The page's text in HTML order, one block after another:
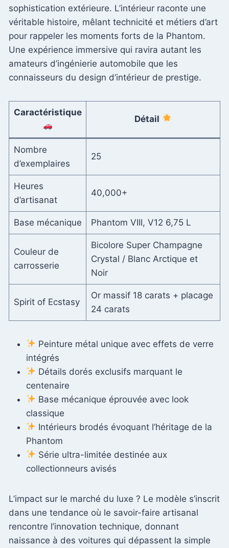
sophistication extérieure. L’intérieur raconte une
véritable histoire, mêlant technicité et métiers d’art
pour rappeler les moments forts de la Phantom.
Une expérience immersive qui ravira autant les
amateurs d’ingénierie automobile que les
connaisseurs du design d’intérieur de prestige.
Caractéristique
Détail
Nombre
d’exemplaires
25
Heures
d’artisanat
40,000+
Base mécanique Phantom VIII, V12 6,75 L
Couleur de
carrosserie
Bicolore Super Champagne
Crystal / Blanc Arctique et
Noir
Spirit of Ecstasy
Or massif 18 carats + placage
24 carats
Peinture métal unique avec effets de verre
intégrés
Détails dorés exclusifs marquant le
centenaire
Base mécanique éprouvée avec look
classique
Intérieurs brodés évoquant l’héritage de la
Phantom
Série ultra-limitée destinée aux
collectionneurs avisés
L’impact sur le marché du luxe ? Le modèle s’inscrit
dans une tendance où le savoir-faire artisanal
rencontre l’innovation technique, donnant
naissance à des voitures qui dépassent la simple